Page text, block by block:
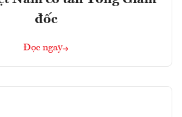
đốc
Đọc ngay